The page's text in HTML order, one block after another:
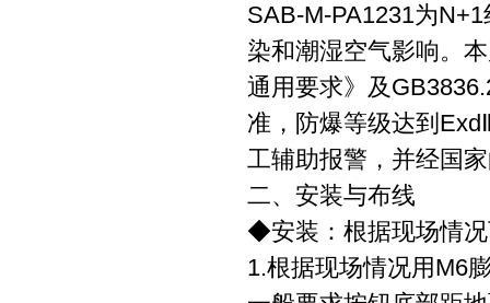
SAB-M-PA1231为
染和潮湿空气影响。
通用要求》及
准，防爆等级达到
工辅助报警，并经国
二、安装与布线
◆安装：根据现场情
1.根据现场情况用M6